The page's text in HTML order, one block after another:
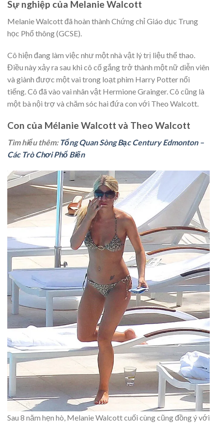
Sự nghiệp của Melanie Walcott
Melanie Walcott đã hoàn thành Chứng chỉ Giáo dục Trung
học Phổ thông (GCSE).
Cô hiện đang làm việc như một nhà vật lý trị liệu thể thao.
Điều này xảy ra sau khi cô cố gắng trở thành một nữ diễn viên
và giành được một vai trong loạt phim Harry Potter nổi
tiếng. Cô đã vào vai nhân vật Hermione Grainger. Cô cũng là
một bà nội trợ và chăm sóc hai đứa con với Theo Walcott.
Con của Mélanie Walcott và Theo Walcott
Tìm hiểu thêm: Tổng Quan Sòng Bạc Century Edmonton –
Các Trò Chơi Phổ Biến
Sau 8 năm hẹn hò, Melanie Walcott cuối cùng cũng đồng ý với